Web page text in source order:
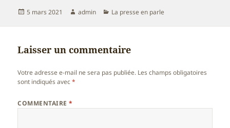
Publié
5 mars 2021 Auteur
admin Catégories
La presse en parle
Laisser un commentaire
Votre adresse e-mail ne sera pas publiée. Les champs obligatoires
sont indiqués avec*
COMMENTAIRE*